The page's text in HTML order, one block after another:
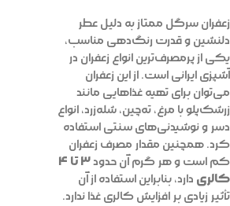
زعفران سرگل ممتاز به دلیل عطر
دلنشین و قدرت رنگ‌دهی مناسب،
یکی از پرمصرف‌ترین انواع زعفران در
آشپزی ایرانی است. از این زعفران
می‌توان برای تهیه غذاهایی مانند
زرشک‌پلو با مرغ، ته‌چین، شله‌زرد، انواع
دسر و نوشیدنی‌های سنتی استفاده
کرد. همچنین مقدار مصرف زعفران
کم است و هر گرم آن حدود
۳ تا ۴
کالری دارد، بنابراین استفاده از آن
تأثیر زیادی بر افزایش کالری غذا ندارد.